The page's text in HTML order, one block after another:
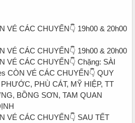
19h00 & 20h00
19h00 & 20h00
Chặng: SÀI
QUY
PHÙ CÁT, MỸ HIỆP, TT
BỒNG SƠN, TAM QUAN
SAU TẾT